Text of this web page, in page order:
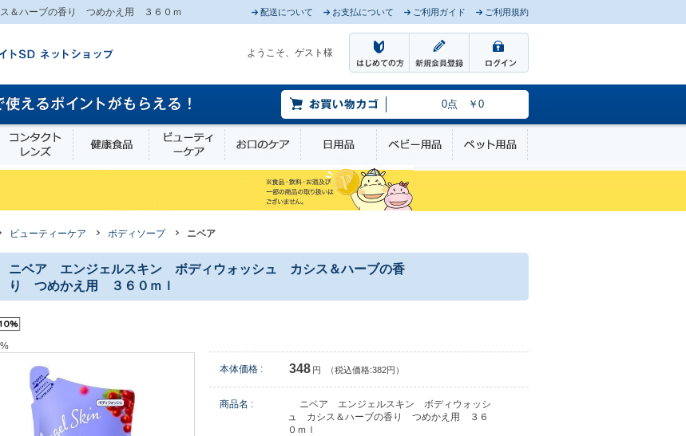
＆ハーブの香り つめかえ用 ３６０ｍ
配送について お支払について ご利用ガイド ご利用規約
ようこそ、ゲスト様
0点 ￥0
生・介護用品 コンタクトレンズ健康食品 ビューティーケアお口のケア 日用品 ベビー用品 ペット用品
ム
ビューティーケア ボディソープ ニベア
ニベア エンジェルスキン ボディウォッシュ カシス＆ハーブの香
り つめかえ用 ３６０ｍｌ
本体価格 : 348 円 （税込価格:382円）
商品名 :
ニベア エンジェルスキン ボディウォッシ
ュ カシス＆ハーブの香り つめかえ用 ３６
０ｍｌ